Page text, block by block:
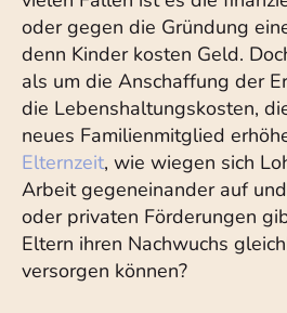
oder gegen die Gründung
denn Kinder kosten Geld.
als um die Anschaffung der
die Lebenshaltungskosten,
neues Familienmitglied
Elternzeit, wie wiegen sich
Arbeit gegeneinander auf
oder privaten Förderungen
Eltern ihren Nachwuchs
versorgen können?